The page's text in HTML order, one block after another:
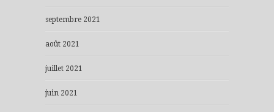
septembre 2021
août 2021
juillet 2021
juin 2021